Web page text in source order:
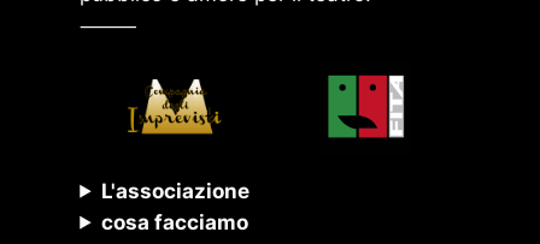
⸻
L'associazione
cosa facciamo